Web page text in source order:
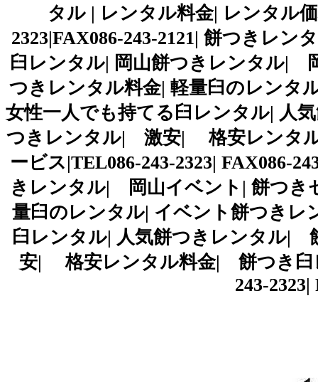
タル | レンタル料金| レンタル
2323|FAX086-243-2121| 餅つきレ
臼レンタル| 岡山餅つきレンタル|
つきレンタル料金| 軽量臼のレンタ
女性一人でも持てる臼レンタル|
つきレンタル| 激安| 格安レンタ
ービス|TEL086-243-2323| FAX086-
きレンタル| 岡山イベント| 餅つき
量臼のレンタル| イベント餅つきレ
臼レンタル| 人気餅つきレンタル
安| 格安レンタル料金| 餅つき臼
243-2323|